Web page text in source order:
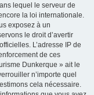
lequel le serveur de
la loi internationale.
exposez à un
le droit d’avertir
L’adresse IP de
de ces
Dunkerque » ait le
n’importe quel
cela nécessaire.